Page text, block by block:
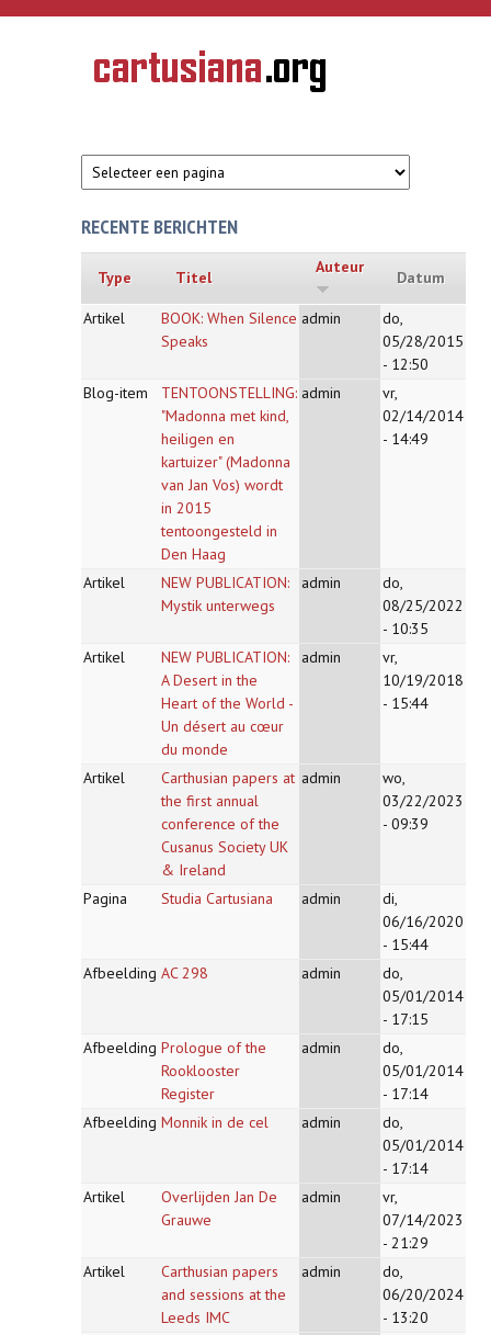
Overslaan en naar de inhoud gaan
CARTUSIANA
Geschiedenis
van de
RECENTE BERICHTEN
Type Titel
Auteur
Datum
Artikel
BOOK: When Silence
Speaks
admin
do,
05/28/2015
- 12:50
Blog-item
TENTOONSTELLING:
"Madonna met kind,
heiligen en
kartuizer" (Madonna
van Jan Vos) wordt
in 2015
tentoongesteld in
Den Haag
admin
vr,
02/14/2014
- 14:49
Artikel
NEW PUBLICATION:
Mystik unterwegs
admin
do,
08/25/2022
- 10:35
Artikel
NEW PUBLICATION:
A Desert in the
Heart of the World -
Un désert au cœur
du monde
admin
vr,
10/19/2018
- 15:44
Artikel
Carthusian papers at
the first annual
conference of the
Cusanus Society UK
& Ireland
admin
wo,
03/22/2023
- 09:39
Pagina Studia Cartusiana admin
di,
06/16/2020
- 15:44
Afbeelding AC 298 admin
do,
05/01/2014
- 17:15
Afbeelding Prologue of the
Rooklooster
Register
admin
do,
05/01/2014
- 17:14
Afbeelding Monnik in de cel admin
do,
05/01/2014
- 17:14
Artikel
Overlijden Jan De
Grauwe
admin
vr,
07/14/2023
- 21:29
Artikel
Carthusian papers
and sessions at the
Leeds IMC
admin
do,
06/20/2024
- 13:20